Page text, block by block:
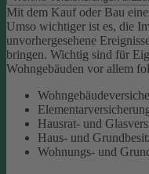
Mit dem Kauf oder Bau
Umso wichtiger ist es, die
unvorhergesehene
bringen. Wichtig sind für
Wohngebäuden vor allem
Hausrat- und
Haus- und
Wohnungs- und